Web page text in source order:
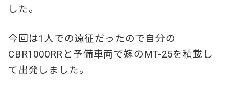
した。
今回は1人での遠征だったので自分の
CBR1000RRと予備車両で嫁のMT-25を積載し
て出発しました。